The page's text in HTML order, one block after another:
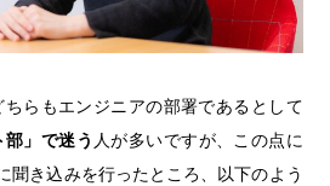
らもエンジニアの部署であるとして
部」で迷う 人が多いですが、この点に
聞き込みを行ったところ、以下のよう